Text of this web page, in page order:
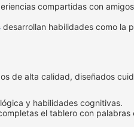
compartidas con
desarrollan habilidades como la
de alta calidad, diseñados
y habilidades cognitivas.
el tablero con palabras